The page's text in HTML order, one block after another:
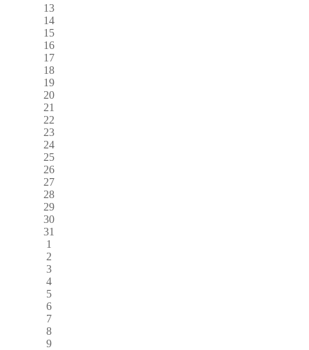
13
14
15
16
17
18
19
20
21
22
23
24
25
26
27
28
29
30
31
1
2
3
4
5
6
7
8
9